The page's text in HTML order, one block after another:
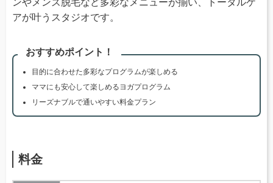
ンやメンズ脱毛など多彩なメニューが揃い、トータルケ
アが叶うスタジオです。
おすすめポイント！
目的に合わせた多彩なプログラムが楽しめる
ママにも安心して楽しめるヨガプログラム
リーズナブルで通いやすい料金プラン
料金